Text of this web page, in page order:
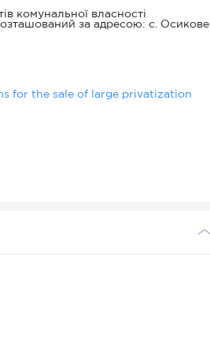
комунальної власності
за адресою: с. Осикове,
for the sale of large privatization